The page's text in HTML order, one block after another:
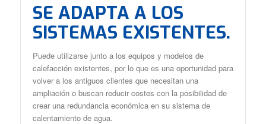
SE ADAPTA A LOS
SISTEMAS EXISTENTES.
Puede utilizarse junto a los equipos y modelos de
calefacción existentes, por lo que es una oportunidad para
volver a los antiguos clientes que necesitan una
ampliación o buscan reducir costes con la posibilidad de
crear una redundancia económica en su sistema de
calentamiento de agua.